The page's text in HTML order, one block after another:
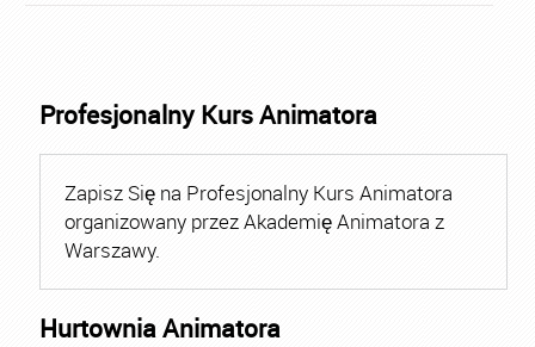
Profesjonalny Kurs Animatora
Zapisz Się na Profesjonalny Kurs Animatora
organizowany przez Akademię Animatora z
Warszawy.
Hurtownia Animatora